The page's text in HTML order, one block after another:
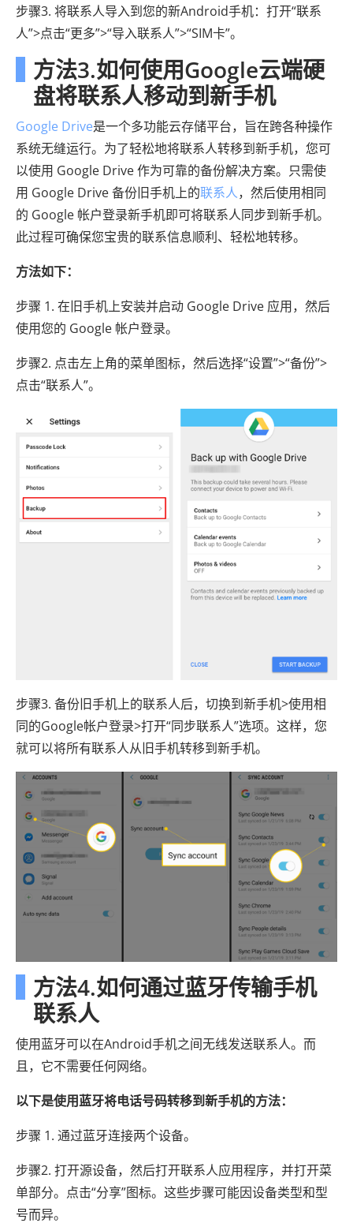
步骤3. 将联系人导入到您的新Android手机：打开“联系
人”>点击“更多”>“导入联系人”>“SIM卡”。
方法3.如何使用Google云端硬
盘将联系人移动到新手机
Google Drive是一个多功能云存储平台，旨在跨各种操作
系统无缝运行。为了轻松地将联系人转移到新手机，您可
以使用 Google Drive 作为可靠的备份解决方案。只需使
用 Google Drive 备份旧手机上的联系人，然后使用相同
的 Google 帐户登录新手机即可将联系人同步到新手机。
此过程可确保您宝贵的联系信息顺利、轻松地转移。
方法如下：
步骤 1. 在旧手机上安装并启动 Google Drive 应用，然后
使用您的 Google 帐户登录。
步骤2. 点击左上角的菜单图标，然后选择“设置”>“备份”>
点击“联系人”。
步骤3. 备份旧手机上的联系人后，切换到新手机>使用相
同的Google帐户登录>打开“同步联系人”选项。这样，您
就可以将所有联系人从旧手机转移到新手机。
方法4.如何通过蓝牙传输手机
联系人
使用蓝牙可以在Android手机之间无线发送联系人。而
且，它不需要任何网络。
以下是使用蓝牙将电话号码转移到新手机的方法：
步骤 1. 通过蓝牙连接两个设备。
步骤2. 打开源设备，然后打开联系人应用程序，并打开菜
单部分。点击“分享”图标。这些步骤可能因设备类型和型
号而异。